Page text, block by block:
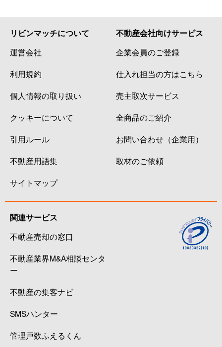
リビンマッチについて
運営会社
利用規約
個人情報の取り扱い
クッキーについて
引用ルール
不動産用語集
サイトマップ
不動産会社向けサービス
企業会員のご登録
仕入れ担当の方はこちら
売主取次サービス
全商品のご紹介
お問い合わせ（企業用）
取材のご依頼
関連サービス
不動産売却の窓口
不動産業界M&A相談センタ
ー
不動産の集客ナビ
SMSハンター
管理戸数ふえるくん